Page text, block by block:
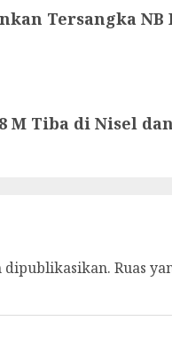
Tersangka NB
M Tiba di Nisel
dipublikasikan. Ruas